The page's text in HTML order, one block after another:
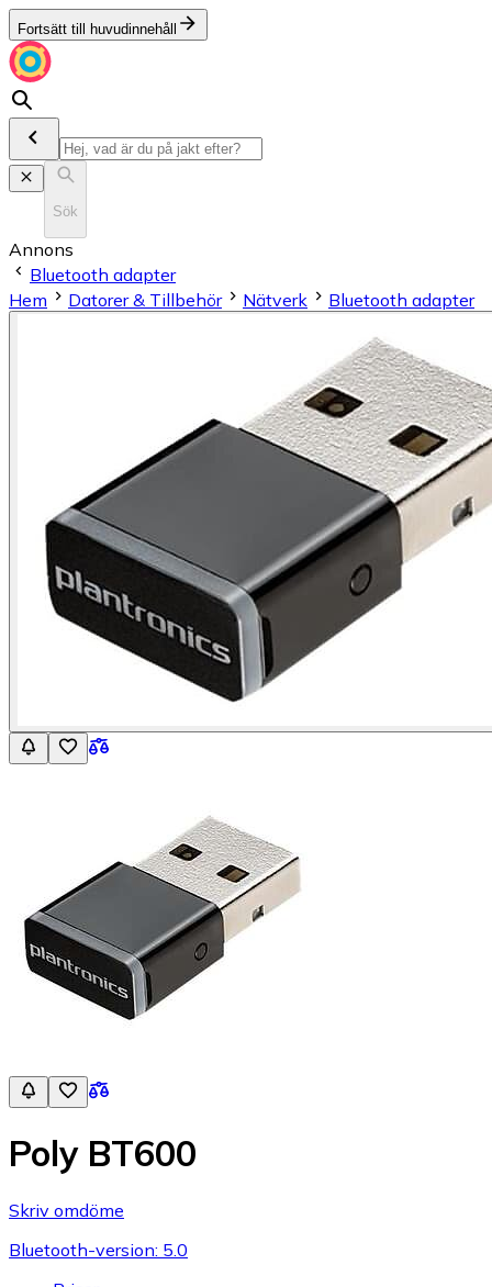
Fortsätt till huvudinnehåll
Sök
Annons
Bluetooth adapter
Hem
Datorer & Tillbehör Nätverk Bluetooth adapter
Poly BT600
Skriv omdöme
Bluetooth-version: 5.0